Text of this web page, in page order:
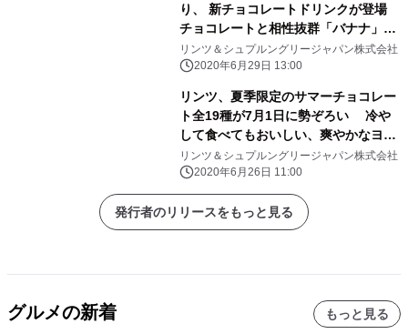
り、 新チョコレートドリンクが登場
チョコレートと相性抜群「バナナ」7
月1日新発売
リンツ＆シュプルングリージャパン株式会社
2020年6月29日 13:00
リンツ、夏季限定のサマーチョコレー
ト全19種が7月1日に勢ぞろい 冷や
して食べてもおいしい、爽やかなヨー
グルト風味の 「スリムタブレット」
「プラリネ」日本初登場
リンツ＆シュプルングリージャパン株式会社
2020年6月26日 11:00
発行者のリリースをもっと見る
グルメの新着 もっと見る